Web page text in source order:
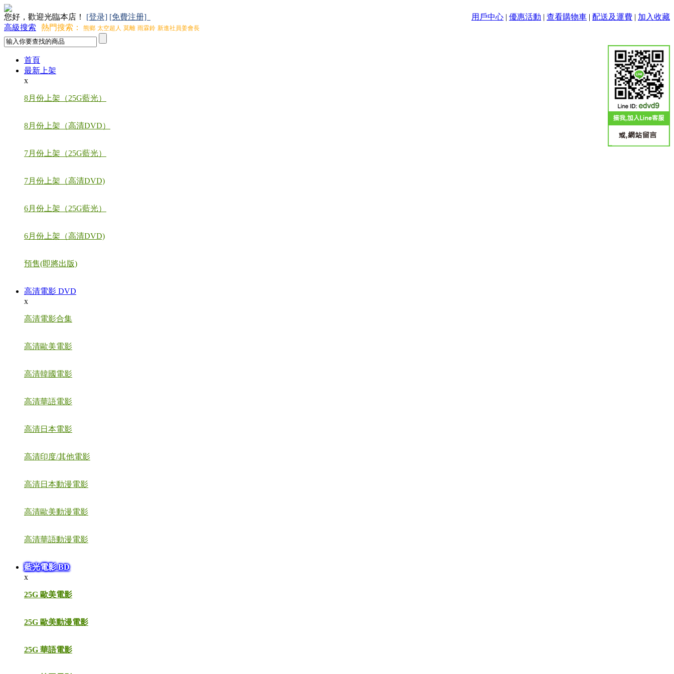
您好，歡迎光臨本店！ [登录] [免費注册] 用戶中心 | 優惠活動 | 查看購物車 | 配送及運費 | 加入收藏
高級搜索
熱門搜索： 熊鄉 太空超人 莫離 雨霖鈴 新進社員姜會長
首頁
最新上架
x
8月份上架（25G藍光）
8月份上架（高清DVD）
7月份上架（25G藍光）
7月份上架（高清DVD)
6月份上架（25G藍光）
6月份上架（高清DVD)
預售(即將出版)
高清電影 DVD
x
高清電影合集
高清歐美電影
高清韓國電影
高清華語電影
高清日本電影
高清印度/其他電影
高清日本動漫電影
高清歐美動漫電影
高清華語動漫電影
藍光電影 BD
x
25G 歐美電影
25G 歐美動漫電影
25G 華語電影